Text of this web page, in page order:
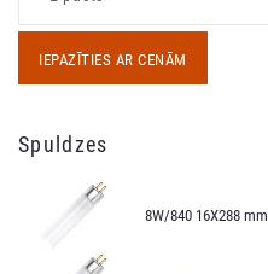
IEPAZĪTIES AR CENĀM
Spuldzes
8W/840 16X288 mm